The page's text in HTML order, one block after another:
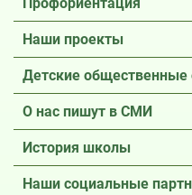
Наши проекты
Детские общественные
О нас пишут в СМИ
История школы
Наши социальные